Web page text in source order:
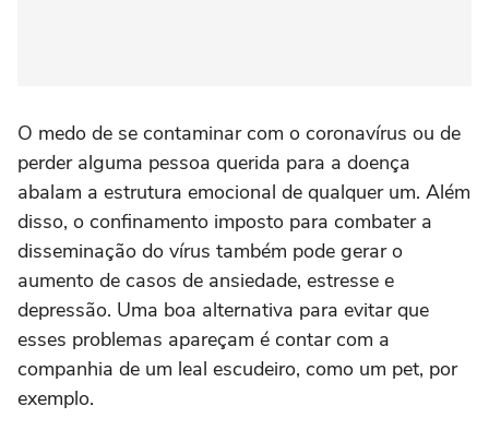
O medo de se contaminar com o coronavírus ou de
perder alguma pessoa querida para a doença
abalam a estrutura emocional de qualquer um. Além
disso, o confinamento imposto para combater a
disseminação do vírus também pode gerar o
aumento de casos de ansiedade, estresse e
depressão. Uma boa alternativa para evitar que
esses problemas apareçam é contar com a
companhia de um leal escudeiro, como um pet, por
exemplo.